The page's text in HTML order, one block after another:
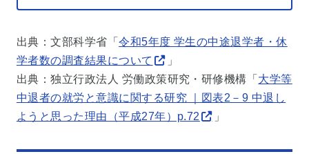
出典：文部科学省「令和5年度 学生の中途退学者・休
学者数の調査結果について
」
出典：独立行政法人 労働政策研究・研修機構「 大学等
中退者の就労と意識に関する研究 ｜図表2－9 中退し
ようと思った理由（平成27年）p.72
」